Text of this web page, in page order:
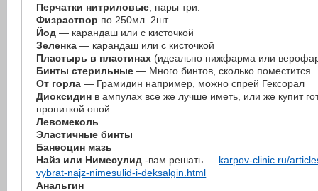
Перчатки нитриловые , пары три.
Физраствор по 250мл. 2шт.
Йод — карандаш или с кисточкой
Зеленка — карандаш или с кисточкой
Пластырь в пластинах (идеально нижфарма или
Бинты стерильные — Много бинтов, сколько поместится.
От горла — Грамидин например, можно спрей Гексорал
Диоксидин в ампулах все же лучше иметь, или же купит
пропиткой оной
Левомеколь
Эластичные бинты
Банеоцин мазь
Найз или Нимесулид -вам решать — karpov-clinic.ru/
vybrat-najz-nimesulid-i-deksalgin.html
Анальгин